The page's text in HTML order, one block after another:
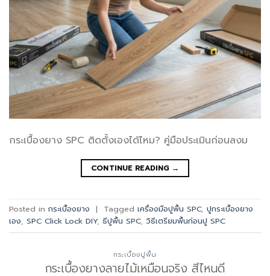
กระเบื้องยาง SPC ติดตั้งเองได้ไหม? คู่มือประเมินก่อนลงม
CONTINUE READING →
Posted in กระเบื้องยาง | Tagged เครื่องมือปูพื้น SPC, ปูกระเบื้องยาง
เอง, SPC Click Lock DIY, ธีปูพื้น SPC, วิธีเตรียมพื้นก่อนปู SPC
กระเบื้องปูพื้น
กระเบื้องยางลายไม้เหมือนจริง สีไหนดี